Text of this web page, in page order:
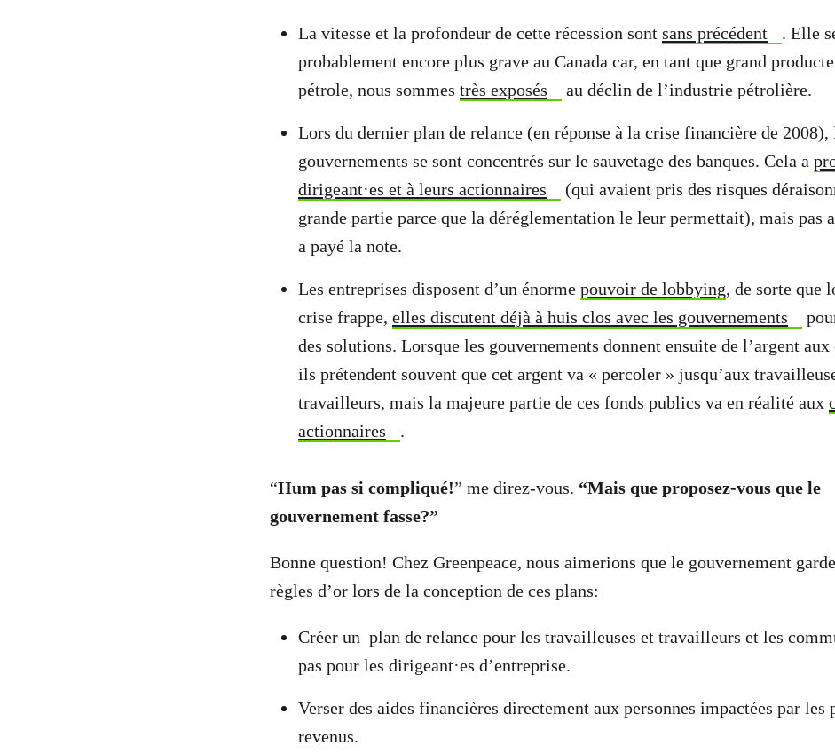
La vitesse et la profondeur de cette récession sont sans précédent
. Elle
probablement encore plus grave au Canada car, en tant que grand
pétrole, nous sommes très exposés au déclin de l’industrie pétrolière.
Lors du dernier plan de relance (en réponse à la crise financière de 2008),
gouvernements se sont concentrés sur le sauvetage des banques. Cela a
dirigeant·es et à leurs actionnaires
(qui avaient pris des risques
grande partie parce que la déréglementation le leur permettait), mais pas
a payé la note.
Les entreprises disposent d’un énorme pouvoir de lobbying, de sorte que
crise frappe, elles discutent déjà à huis clos avec les gouvernements
des solutions. Lorsque les gouvernements donnent ensuite de l’argent aux
ils prétendent souvent que cet argent va « percoler » jusqu’aux
travailleurs, mais la majeure partie de ces fonds publics va en réalité aux
actionnaires
.
“Hum pas si compliqué!” me direz-vous. “Mais que proposez-vous que le
gouvernement fasse?”
Bonne question! Chez Greenpeace, nous aimerions que le gouvernement
règles d’or lors de la conception de ces plans:
Créer un plan de relance pour les travailleuses et travailleurs et les
pas pour les dirigeant·es d’entreprise.
Verser des aides financières directement aux personnes impactées par les
revenus.